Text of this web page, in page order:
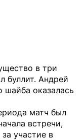
в три
буллит. Андрей
шайба оказалась
матч был
встречи,
участие в